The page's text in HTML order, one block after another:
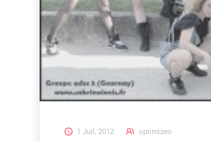
1 Juil, 2012 optimizeo